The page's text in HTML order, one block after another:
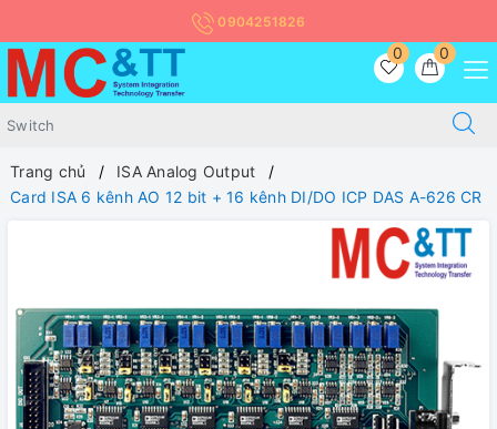
0904251826
0
0
Trang chủ
ISA Analog Output
Card ISA 6 kênh AO 12 bit + 16 kênh DI/DO ICP DAS A-626 CR